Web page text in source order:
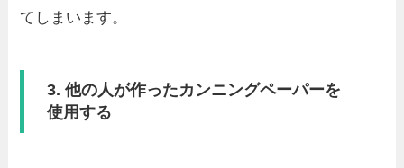
てしまいます。
3. 他の人が作ったカンニングペーパーを
使用する